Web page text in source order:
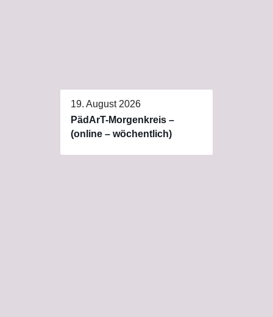
19. August 2026
PädArT-Morgenkreis –
(online – wöchentlich)